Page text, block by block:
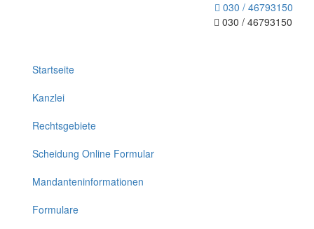
030 / 46793150
030 / 46793150
Startseite
Kanzlei
Rechtsgebiete
Scheidung Online Formular
Mandanteninformationen
Formulare